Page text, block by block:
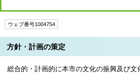
ウェブ番号1004754
方針・計画の策定
総合的・計画的に本市の文化の振興及び文